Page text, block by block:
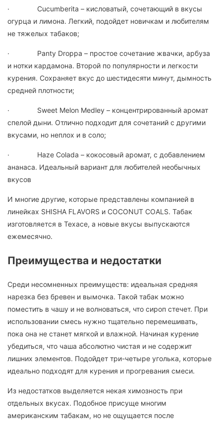
· Cucumberita – кисловатый, сочетающий в вкусы
огурца и лимона. Легкий, подойдет новичкам и любителям
не тяжелых табаков;
· Panty Droppa – простое сочетание жвачки, арбуза
и нотки кардамона. Второй по популярности и легкости
курения. Сохраняет вкус до шестидесяти минут, дымность
средней плотности;
· Sweet Melon Medley – концентрированный аромат
спелой дыни. Отлично подходит для сочетаний с другими
вкусами, но неплох и в соло;
· Haze Colada – кокосовый аромат, с добавлением
ананаса. Идеальный вариант для любителей необычных
вкусов
И многие другие, которые представлены компанией в
линейках SHISHA FLAVORS и COCONUT COALS. Табак
изготовляется в Техасе, а новые вкусы выпускаются
ежемесячно.
Преимущества и недостатки
Среди несомненных преимуществ: идеальная средняя
нарезка без бревен и вымочка. Такой табак можно
поместить в чашу и не волноваться, что сироп стечет. При
использовании смесь нужно тщательно перемешивать,
пока она не станет мягкой и влажной. Начиная курение
убедиться, что чаша абсолютно чистая и не содержит
лишних элементов. Подойдет три-четыре уголька, которые
идеально подходят для курения и прогревания смеси.
Из недостатков выделяется некая химозность при
отдельных вкусах. Подобное присуще многим
американским табакам, но не ощущается после